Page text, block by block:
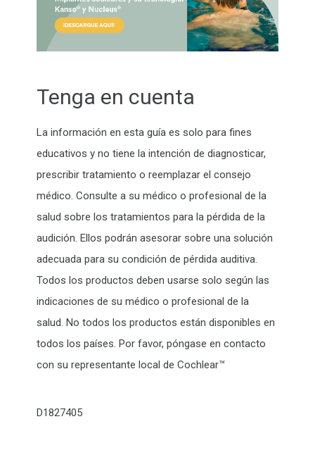
Tenga en cuenta
La información en esta guía es solo para fines
educativos y no tiene la intención de diagnosticar,
prescribir tratamiento o reemplazar el consejo
médico. Consulte a su médico o profesional de la
salud sobre los tratamientos para la pérdida de la
audición. Ellos podrán asesorar sobre una solución
adecuada para su condición de pérdida auditiva.
Todos los productos deben usarse solo según las
indicaciones de su médico o profesional de la
salud. No todos los productos están disponibles en
todos los países. Por favor, póngase en contacto
con su representante local de Cochlear™
D1827405